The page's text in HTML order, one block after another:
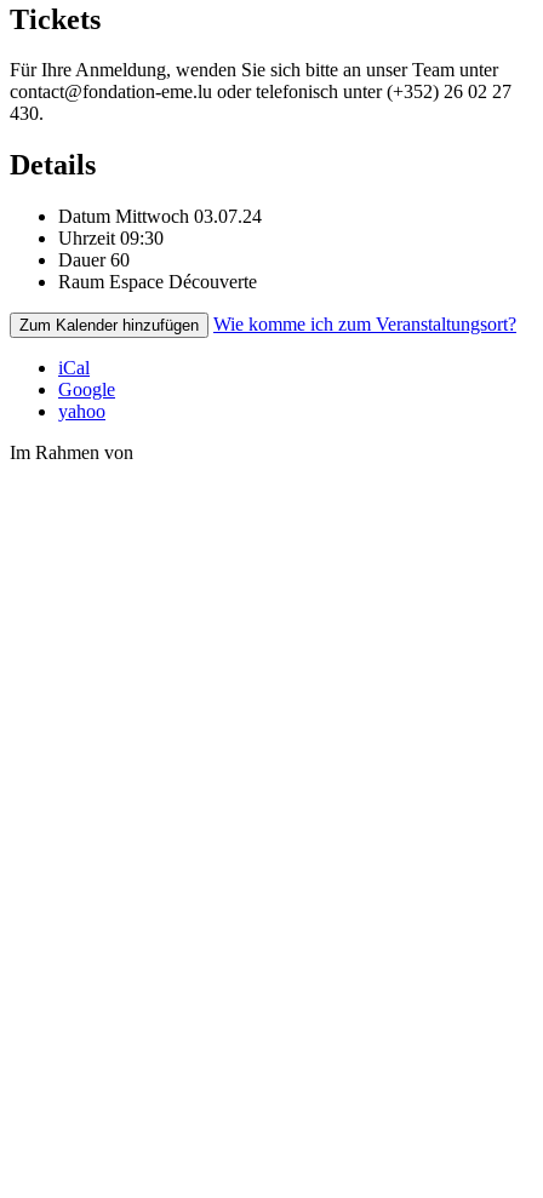
Tickets
Für Ihre Anmeldung, wenden Sie sich bitte an unser Team unter
contact@fondation-eme.lu oder telefonisch unter (+352) 26 02 27
430.
Details
Datum Mittwoch 03.07.24
Uhrzeit 09:30
Dauer 60
Raum Espace Découverte
Zum Kalender hinzufügen Wie komme ich zum Veranstaltungsort?
iCal
Google
yahoo
Im Rahmen von